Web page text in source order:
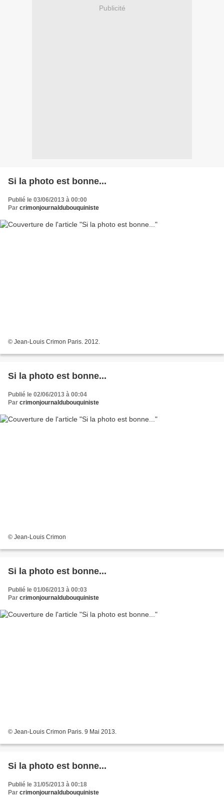
Publicité
Si la photo est bonne...
Publié le 03/06/2013 à 00:00
Par crimonjournaldubouquiniste
© Jean-Louis Crimon Paris. 2012.
Si la photo est bonne...
Publié le 02/06/2013 à 00:04
Par crimonjournaldubouquiniste
© Jean-Louis Crimon
Si la photo est bonne...
Publié le 01/06/2013 à 00:03
Par crimonjournaldubouquiniste
© Jean-Louis Crimon Paris. 9 Mai 2013.
Si la photo est bonne...
Publié le 31/05/2013 à 00:18
Par crimonjournaldubouquiniste